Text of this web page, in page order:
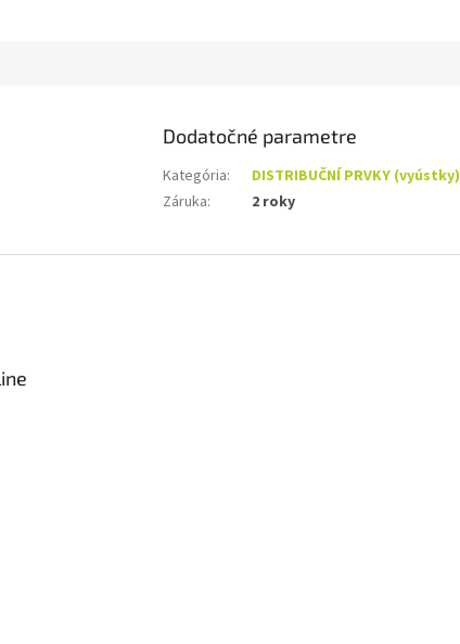
Dodatočné parametre
Kategória:
DISTRIBUČNÍ PRVKY (vyústky)
Záruka: 2 roky